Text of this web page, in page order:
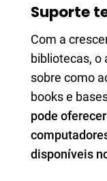
Suporte
Com a
bibliotecas, o
sobre como
books e
pode
disponíveis